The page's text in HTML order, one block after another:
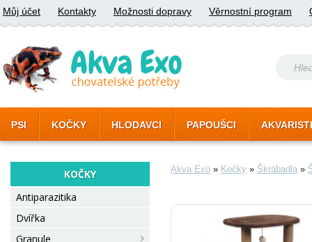
Můj účet Kontakty Možnosti dopravy Věrnostní program
PSI KOČKY HLODAVCI PAPOUŠCI
KOČKY
Antiparazitika
Dvířka
Granule
Akva Exo » Kočky » Škrábadla »